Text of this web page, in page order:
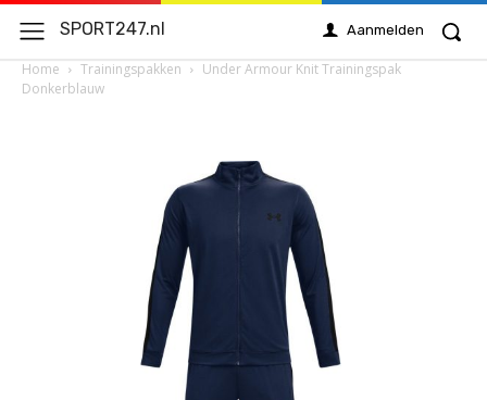
SPORT247.nl Aanmelden
Home Trainingspakken
Under Armour Knit Trainingspak
Donkerblauw